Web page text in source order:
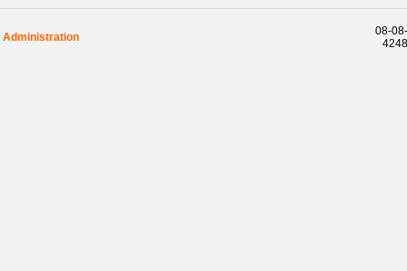
Administration
08-